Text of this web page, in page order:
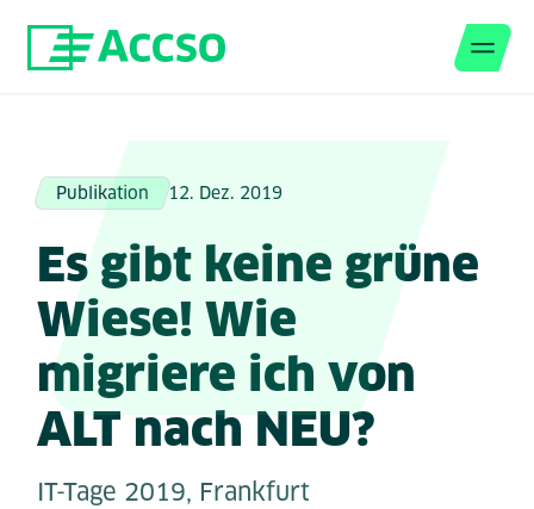
Publikation 12. Dez. 2019
Es gibt keine grüne
Wiese! Wie
migriere ich von
ALT nach NEU?
IT-Tage 2019, Frankfurt